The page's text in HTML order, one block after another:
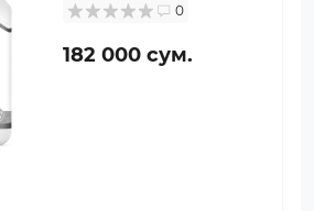
0
182 000 сум.